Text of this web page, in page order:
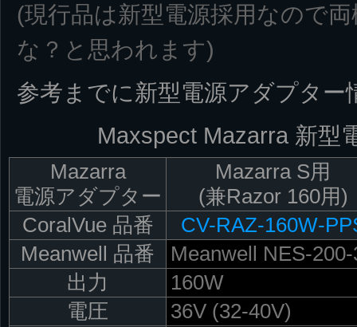
(現行品は新型電源採用なので
な？と思われます)
参考までに新型電源アダプタ
Maxspect Mazarra 新型
Mazarra
電源アダプター
Mazarra S用
(兼Razor 160用)
CoralVue 品番
CV-RAZ-160W-
Meanwell 品番
Meanwell NES-
出力
160W
電圧
36V (32-40V)